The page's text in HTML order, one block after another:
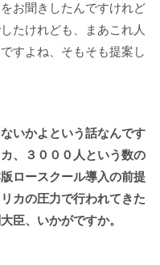
お聞きしたんですけれど
たけれども、まあこれ人
すよね、そもそも提案し
いかよという話なんです
、３０００人という数の
ロースクール導入の前提
カの圧力で行われてきた
臣、いかがですか。